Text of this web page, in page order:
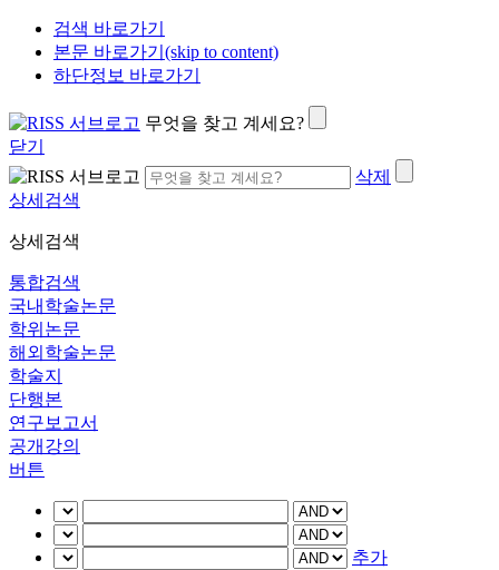
검색 바로가기
본문 바로가기(skip to content)
하단정보 바로가기
무엇을 찾고 계세요?
닫기
삭제
상세검색
상세검색
통합검색
국내학술논문
학위논문
해외학술논문
학술지
단행본
연구보고서
공개강의
버튼
추가